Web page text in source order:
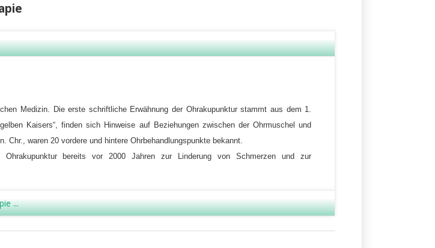
Medizin. Die erste schriftliche Erwähnung der Ohrakupunktur stammt aus dem 1.
Kaisers“, finden sich Hinweise auf Beziehungen zwischen der Ohrmuschel und
Chr., waren 20 vordere und hintere Ohrbehandlungspunkte bekannt.
bereits vor 2000 Jahren zur Linderung von Schmerzen und zur
...